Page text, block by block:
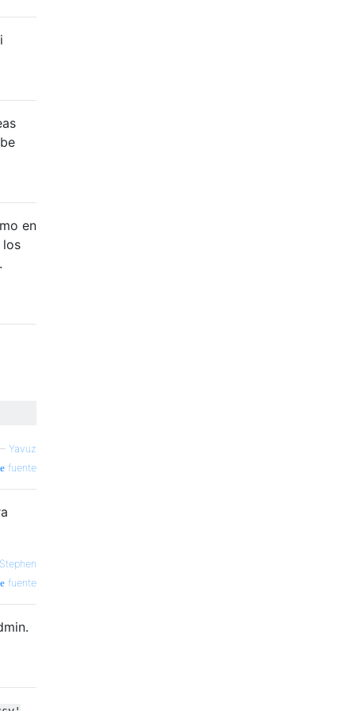
en
los
Yavuz
fuente
Stephen
fuente